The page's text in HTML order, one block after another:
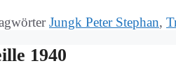
Jungk Peter Stephan,
1940